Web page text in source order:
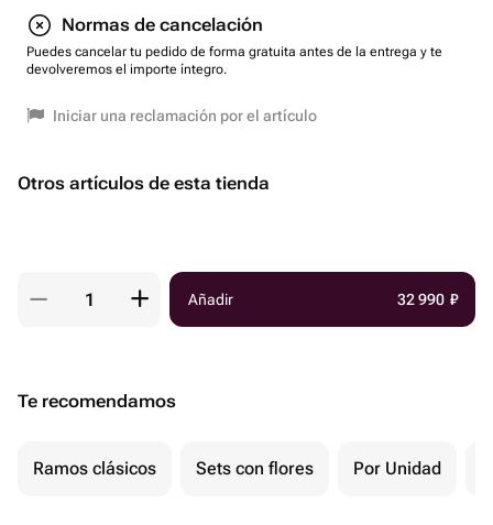
Normas de cancelación
Puedes cancelar tu pedido de forma gratuita antes de la entrega y te
devolveremos el importe íntegro.
Iniciar una reclamación por el artículo
Otros artículos de esta tienda
Añadir 32 990 ₽
Te recomendamos
Ramos clásicos Sets con flores Por Unidad